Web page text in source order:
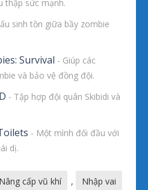
thập sức mạnh.
sinh tồn giữa bầy zombie
Survival - Giúp các
và bảo vệ đồng đội.
- Tập hợp đội quân Skibidi và
- Một mình đối đầu với
dị.
Nâng cấp vũ khí , Nhập vai